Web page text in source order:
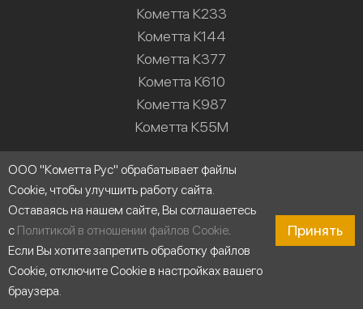
Кометта К233
Кометта К144
Кометта К377
Кометта К610
Кометта К987
Кометта К55М
Решения
Насосные станции
Водоснабжение
Холодильные установки
Промышленные системы мойки
Строительство
ООО "Кометта Рус" обрабатывает файлы
Cookie, чтобы улучшить работу сайта.
Оставаясь на нашем сайте, Вы соглашаетесь
с Политикой в отношении файлов Cookie.
Если Вы хотите запретить обработку файлов
Cookie, отключите Cookie в настройках вашего
браузера.
Принять